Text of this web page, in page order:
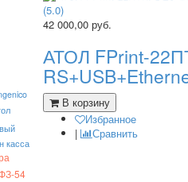
касса
54
42 000,00 руб.
АТОЛ FPrint-
В корзину
Избранное
|
Сравнить